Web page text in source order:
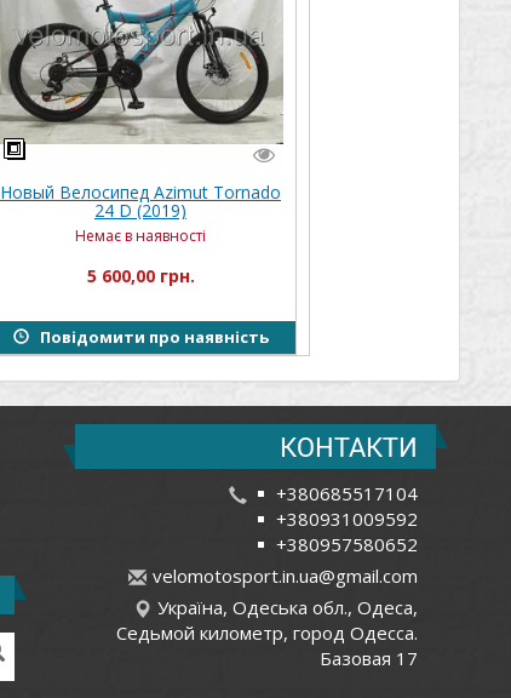
Новый Велосипед Azimut Tornado
24 D (2019)
Немає в наявності
5 600,00 грн.
Повідомити про наявність
КОНТАКТИ
+380685517104
+380931009592
+380957580652
velomotosport.in.ua@gmail.com
Україна, Одеська обл., Одеса,
Седьмой километр, город Одесса.
Базовая 17